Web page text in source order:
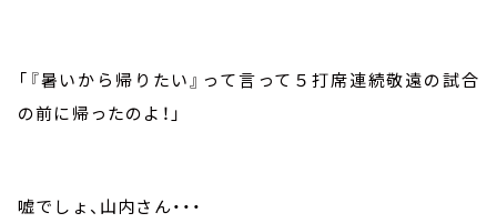
「『暑いから帰りたい』って言って５打席連続敬遠の試合
の前に帰ったのよ！」
嘘でしょ、山内さん・・・